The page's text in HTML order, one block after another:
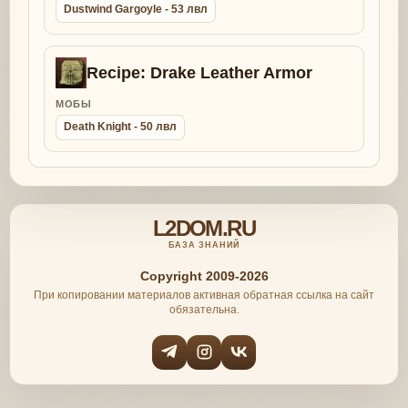
Dustwind Gargoyle - 53 лвл
Recipe: Drake Leather Armor
МОБЫ
Death Knight - 50 лвл
L2DOM.RU
БАЗА ЗНАНИЙ
Copyright 2009-2026
При копировании материалов активная обратная ссылка на сайт
обязательна.